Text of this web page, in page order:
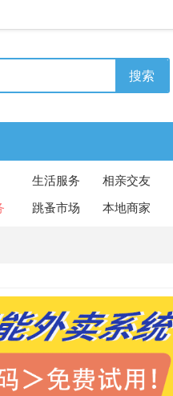
搜索
生活服务
相亲交友
跳蚤市场
本地商家